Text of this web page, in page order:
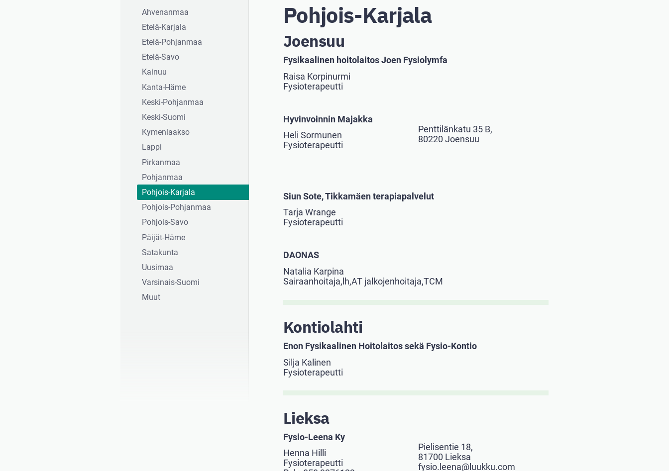
Ahvenanmaa
Etelä-Karjala
Etelä-Pohjanmaa
Etelä-Savo
Kainuu
Kanta-Häme
Keski-Pohjanmaa
Keski-Suomi
Kymenlaakso
Lappi
Pirkanmaa
Pohjanmaa
Pohjois-Karjala
Pohjois-Pohjanmaa
Pohjois-Savo
Päijät-Häme
Satakunta
Uusimaa
Varsinais-Suomi
Muut
Pohjois-Karjala
Joensuu
Fysikaalinen hoitolaitos Joen Fysiolymfa
Raisa Korpinurmi
Fysioterapeutti
Hyvinvoinnin Majakka
Heli Sormunen
Fysioterapeutti
Penttilänkatu 35 B,
80220 Joensuu
Siun Sote, Tikkamäen terapiapalvelut
Tarja Wrange
Fysioterapeutti
DAONAS
Natalia Karpina
Sairaanhoitaja,lh,AT jalkojenhoitaja,TCM
Kontiolahti
Enon Fysikaalinen Hoitolaitos sekä Fysio-Kontio
Silja Kalinen
Fysioterapeutti
Lieksa
Fysio-Leena Ky
Henna Hilli
Fysioterapeutti
Pielisentie 18,
81700 Lieksa
fysio.leena@luukku.com